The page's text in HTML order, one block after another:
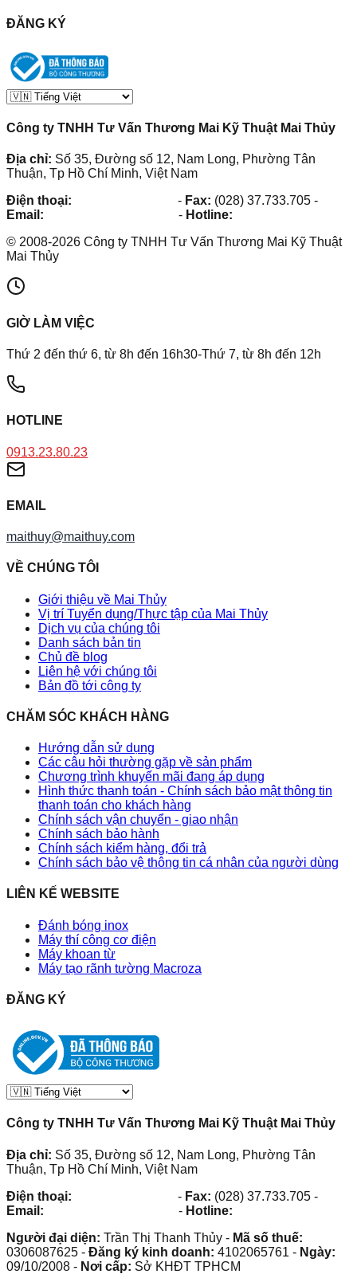
ĐĂNG KÝ
Công ty TNHH Tư Vấn Thương Mai Kỹ Thuật Mai Thủy
Địa chỉ: Số 35, Đường số 12, Nam Long, Phường Tân
Thuận, Tp Hồ Chí Minh, Việt Nam
Điện thoại:
- Fax: (028) 37.733.705 -
Email:
- Hotline:
© 2008-2026 Công ty TNHH Tư Vấn Thương Mai Kỹ Thuật
Mai Thủy
GIỜ LÀM VIỆC
Thứ 2 đến thứ 6, từ 8h đến 16h30-Thứ 7, từ 8h đến 12h
HOTLINE
0913.23.80.23
EMAIL
maithuy@maithuy.com
VỀ CHÚNG TÔI
Giới thiệu về Mai Thủy
Vị trí Tuyển dụng/Thực tập của Mai Thủy
Dịch vụ của chúng tôi
Danh sách bản tin
Chủ đề blog
Liên hệ với chúng tôi
Bản đồ tới công ty
CHĂM SÓC KHÁCH HÀNG
Hướng dẫn sử dụng
Các câu hỏi thường gặp về sản phẩm
Chương trình khuyến mãi đang áp dụng
Hình thức thanh toán - Chính sách bảo mật thông tin
thanh toán cho khách hàng
Chính sách vận chuyển - giao nhận
Chính sách bảo hành
Chính sách kiểm hàng, đổi trả
Chính sách bảo vệ thông tin cá nhân của người dùng
LIÊN KẾ WEBSITE
Đánh bóng inox
Máy thí công cơ điện
Máy khoan từ
Máy tạo rãnh tường Macroza
ĐĂNG KÝ
Công ty TNHH Tư Vấn Thương Mai Kỹ Thuật Mai Thủy
Địa chỉ: Số 35, Đường số 12, Nam Long, Phường Tân
Thuận, Tp Hồ Chí Minh, Việt Nam
Điện thoại:
- Fax: (028) 37.733.705 -
Email:
- Hotline:
Người đại diện: Trần Thị Thanh Thủy - Mã số thuế:
0306087625 - Đăng ký kinh doanh: 4102065761 - Ngày:
09/10/2008 - Nơi cấp: Sở KHĐT TPHCM